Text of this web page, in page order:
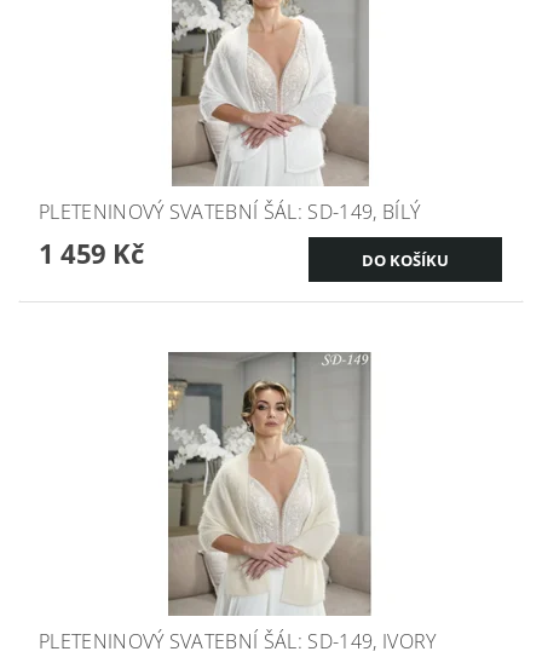
PLETENINOVÝ SVATEBNÍ ŠÁL: SD-149, BÍLÝ
1 459 Kč
PLETENINOVÝ SVATEBNÍ ŠÁL: SD-149, IVORY